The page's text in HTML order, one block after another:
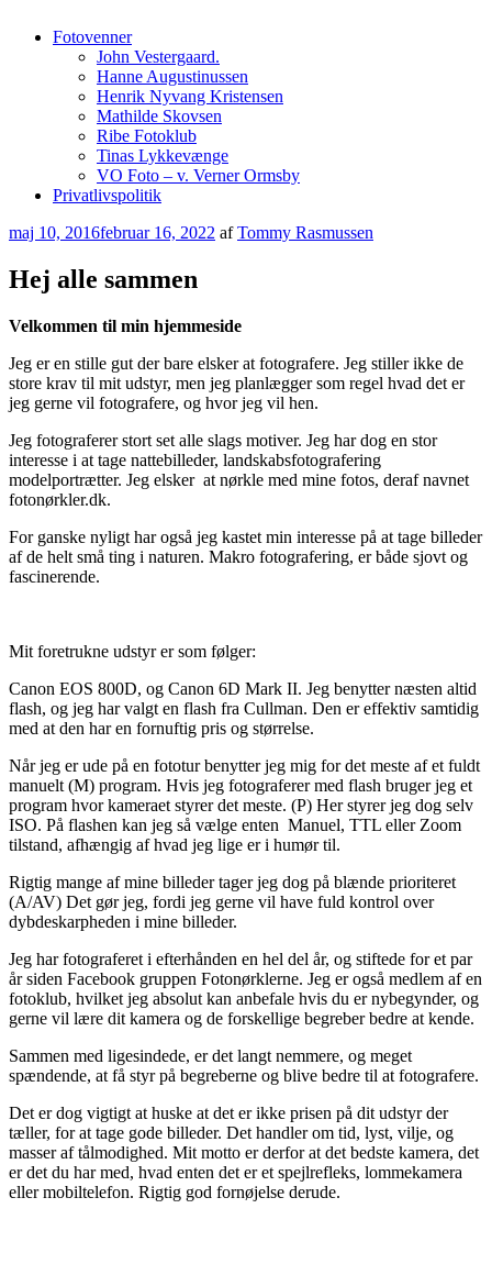
Fotovenner
John Vestergaard.
Hanne Augustinussen
Henrik Nyvang Kristensen
Mathilde Skovsen
Ribe Fotoklub
Tinas Lykkevænge
VO Foto – v. Verner Ormsby
Privatlivspolitik
Udgivet
maj 10, 2016februar 16, 2022 afTommy Rasmussen
Hej alle sammen
Velkommen til min hjemmeside
Jeg er en stille gut der bare elsker at fotografere. Jeg stiller ikke de
store krav til mit udstyr, men jeg planlægger som regel hvad det er
jeg gerne vil fotografere, og hvor jeg vil hen.
Jeg fotograferer stort set alle slags motiver. Jeg har dog en stor
interesse i at tage nattebilleder, landskabsfotografering
modelportrætter. Jeg elsker at nørkle med mine fotos, deraf navnet
fotonørkler.dk.
For ganske nyligt har også jeg kastet min interesse på at tage billeder
af de helt små ting i naturen. Makro fotografering, er både sjovt og
fascinerende.
Mit foretrukne udstyr er som følger:
Canon EOS 800D, og Canon 6D Mark II. Jeg benytter næsten altid
flash, og jeg har valgt en flash fra Cullman. Den er effektiv samtidig
med at den har en fornuftig pris og størrelse.
Når jeg er ude på en fototur benytter jeg mig for det meste af et fuldt
manuelt (M) program. Hvis jeg fotograferer med flash bruger jeg et
program hvor kameraet styrer det meste. (P) Her styrer jeg dog selv
ISO. På flashen kan jeg så vælge enten Manuel, TTL eller Zoom
tilstand, afhængig af hvad jeg lige er i humør til.
Rigtig mange af mine billeder tager jeg dog på blænde prioriteret
(A/AV) Det gør jeg, fordi jeg gerne vil have fuld kontrol over
dybdeskarpheden i mine billeder.
Jeg har fotograferet i efterhånden en hel del år, og stiftede for et par
år siden Facebook gruppen Fotonørklerne. Jeg er også medlem af en
fotoklub, hvilket jeg absolut kan anbefale hvis du er nybegynder, og
gerne vil lære dit kamera og de forskellige begreber bedre at kende.
Sammen med ligesindede, er det langt nemmere, og meget
spændende, at få styr på begreberne og blive bedre til at fotografere.
Det er dog vigtigt at huske at det er ikke prisen på dit udstyr der
tæller, for at tage gode billeder. Det handler om tid, lyst, vilje, og
masser af tålmodighed. Mit motto er derfor at det bedste kamera, det
er det du har med, hvad enten det er et spejlrefleks, lommekamera
eller mobiltelefon. Rigtig god fornøjelse derude.